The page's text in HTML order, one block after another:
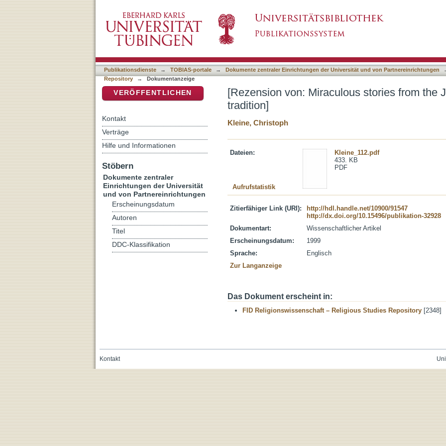
Publikationsdienste → TOBIAS-portale → Dokumente zentraler Einrichtungen der Universität und von Partnereinrichtungen
Repository
→ Dokumentanzeige
[Rezension von: Miraculous stories from the
tradition]
Kleine, Christoph
Dateien:
Kleine_112.pdf
433. KB
PDF
Aufrufstatistik
Zitierfähiger Link (URI):
http://hdl.handle.net/10900/91547
http://dx.doi.org/10.15496/publikation-32928
Dokumentart:
Wissenschaftlicher Artikel
Erscheinungsdatum:
1999
Sprache:
Englisch
Zur Langanzeige
Das Dokument erscheint in:
FID Religionswissenschaft – Religious Studies Repository [2348]
VERÖFFENTLICHEN
Kontakt
Verträge
Hilfe und Informationen
Stöbern
Dokumente zentraler
Einrichtungen der Universität
und von Partnereinrichtungen
Erscheinungsdatum
Autoren
Titel
DDC-Klassifikation
Kontakt